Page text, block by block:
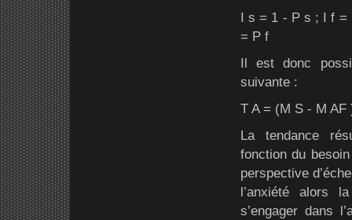
I s = 1 - P s ; I f =
= P f
Il est donc
suivante :
T A = (M S - M
La tendance
fonction du
perspective
l’anxiété alors
s’engager dans